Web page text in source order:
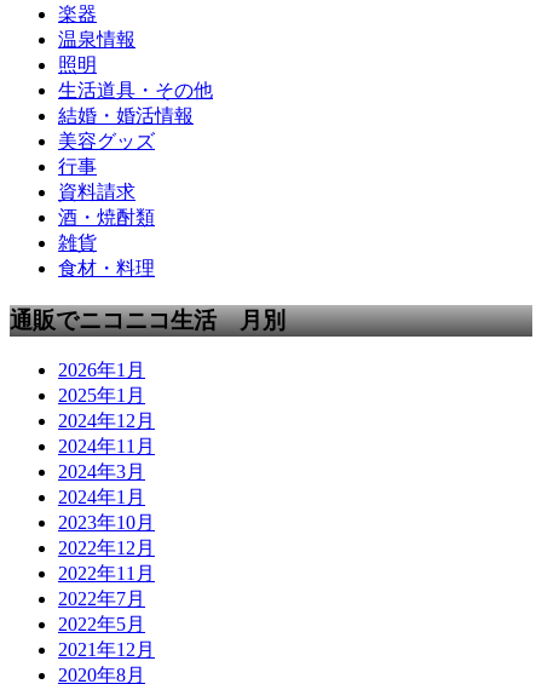
楽器
温泉情報
照明
生活道具・その他
結婚・婚活情報
美容グッズ
行事
資料請求
酒・焼酎類
雑貨
食材・料理
通販でニコニコ生活 月別
2026年1月
2025年1月
2024年12月
2024年11月
2024年3月
2024年1月
2023年10月
2022年12月
2022年11月
2022年7月
2022年5月
2021年12月
2020年8月